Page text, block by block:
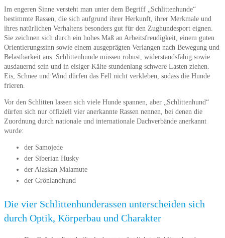
Im engeren Sinne versteht man unter dem Begriff „Schlittenhunde“
bestimmte Rassen, die sich aufgrund ihrer Herkunft, ihrer Merkmale und
ihres natürlichen Verhaltens besonders gut für den Zughundesport eignen.
Sie zeichnen sich durch ein hohes Maß an Arbeitsfreudigkeit, einem guten
Orientierungssinn sowie einem ausgeprägten Verlangen nach Bewegung und
Belastbarkeit aus. Schlittenhunde müssen robust, widerstandsfähig sowie
ausdauernd sein und in eisiger Kälte stundenlang schwere Lasten ziehen.
Eis, Schnee und Wind dürfen das Fell nicht verkleben, sodass die Hunde
frieren.
Vor den Schlitten lassen sich viele Hunde spannen, aber „Schlittenhund“
dürfen sich nur offiziell vier anerkannte Rassen nennen, bei denen die
Zuordnung durch nationale und internationale Dachverbände anerkannt
wurde:
der Samojede
der Siberian Husky
der Alaskan Malamute
der Grönlandhund
Die vier Schlittenhunderassen unterscheiden sich
durch Optik, Körperbau und Charakter